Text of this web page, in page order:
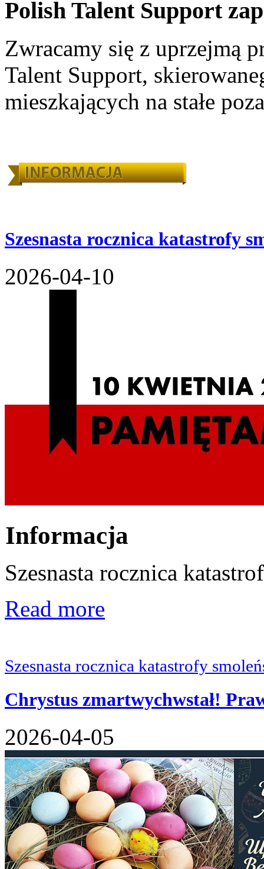
Polish Talent Support
Zwracamy się z uprzejmą
Talent Support,
mieszkających na stałe
Szesnasta rocznica katastrofy
2026-04-10
Informacja
Szesnasta rocznica
Read more
Szesnasta rocznica katastrofy
Chrystus zmartwychwstał!
2026-04-05